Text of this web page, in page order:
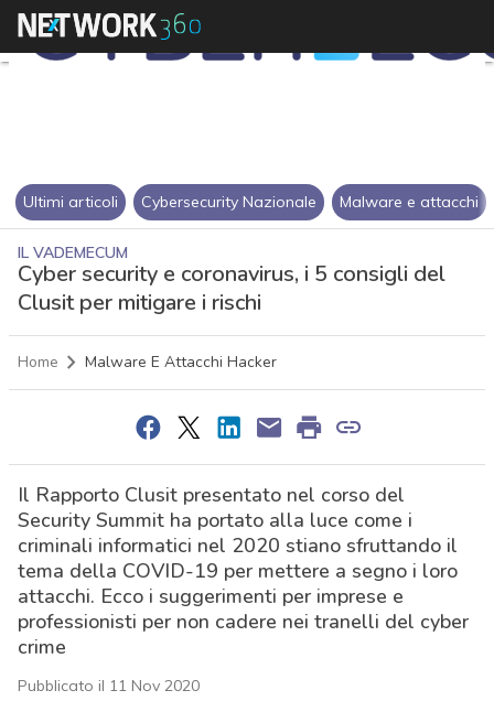
Ultimi articoli Cybersecurity Nazionale Malware e attacchi
IL VADEMECUM
Cyber security e coronavirus, i 5 consigli del
Clusit per mitigare i rischi
Home Malware E Attacchi Hacker
Il Rapporto Clusit presentato nel corso del
Security Summit ha portato alla luce come i
criminali informatici nel 2020 stiano sfruttando il
tema della COVID-19 per mettere a segno i loro
attacchi. Ecco i suggerimenti per imprese e
professionisti per non cadere nei tranelli del cyber
crime
Pubblicato il 11 Nov 2020